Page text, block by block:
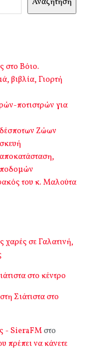
στο Βόιο.
βιβλία, Γιορτή
ποτιστρών για
Ζώων
του κ. Μαλούτα
χαρές σε Γαλατινή,
στο κέντρο
Σιάτιστα στο
- SieraFMστο
πρέπει να κάνετε